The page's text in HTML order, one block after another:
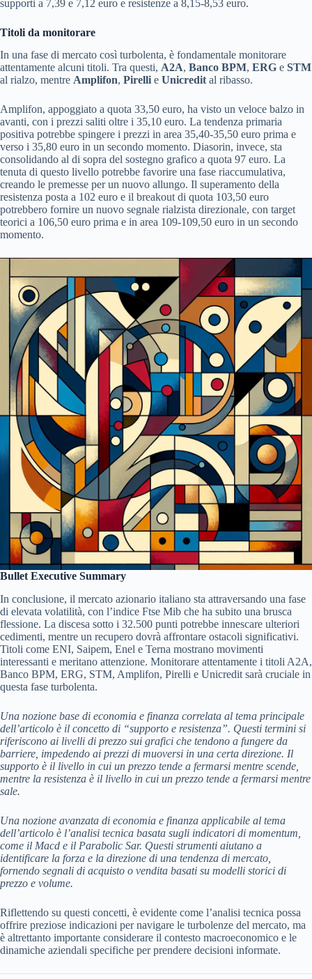
supporti a 7,39 e 7,12 euro e resistenze a 8,15-8,53 euro.
Titoli da monitorare
In una fase di mercato così turbolenta, è fondamentale monitorare
attentamente alcuni titoli. Tra questi, A2A, Banco BPM, ERG e STM
al rialzo, mentre Amplifon, Pirelli e Unicredit al ribasso.
Amplifon, appoggiato a quota 33,50 euro, ha visto un veloce balzo in
avanti, con i prezzi saliti oltre i 35,10 euro. La tendenza primaria
positiva potrebbe spingere i prezzi in area 35,40-35,50 euro prima e
verso i 35,80 euro in un secondo momento. Diasorin, invece, sta
consolidando al di sopra del sostegno grafico a quota 97 euro. La
tenuta di questo livello potrebbe favorire una fase riaccumulativa,
creando le premesse per un nuovo allungo. Il superamento della
resistenza posta a 102 euro e il breakout di quota 103,50 euro
potrebbero fornire un nuovo segnale rialzista direzionale, con target
teorici a 106,50 euro prima e in area 109-109,50 euro in un secondo
momento.
Bullet Executive Summary
In conclusione, il mercato azionario italiano sta attraversando una fase
di elevata volatilità, con l’indice Ftse Mib che ha subito una brusca
flessione. La discesa sotto i 32.500 punti potrebbe innescare ulteriori
cedimenti, mentre un recupero dovrà affrontare ostacoli significativi.
Titoli come ENI, Saipem, Enel e Terna mostrano movimenti
interessanti e meritano attenzione. Monitorare attentamente i titoli A2A,
Banco BPM, ERG, STM, Amplifon, Pirelli e Unicredit sarà cruciale in
questa fase turbolenta.
Una nozione base di economia e finanza correlata al tema principale
dell’articolo è il concetto di “supporto e resistenza”. Questi termini si
riferiscono ai livelli di prezzo sui grafici che tendono a fungere da
barriere, impedendo ai prezzi di muoversi in una certa direzione. Il
supporto è il livello in cui un prezzo tende a fermarsi mentre scende,
mentre la resistenza è il livello in cui un prezzo tende a fermarsi mentre
sale.
Una nozione avanzata di economia e finanza applicabile al tema
dell’articolo è l’analisi tecnica basata sugli indicatori di momentum,
come il Macd e il Parabolic Sar. Questi strumenti aiutano a
identificare la forza e la direzione di una tendenza di mercato,
fornendo segnali di acquisto o vendita basati su modelli storici di
prezzo e volume.
Riflettendo su questi concetti, è evidente come l’analisi tecnica possa
offrire preziose indicazioni per navigare le turbolenze del mercato, ma
è altrettanto importante considerare il contesto macroeconomico e le
dinamiche aziendali specifiche per prendere decisioni informate.